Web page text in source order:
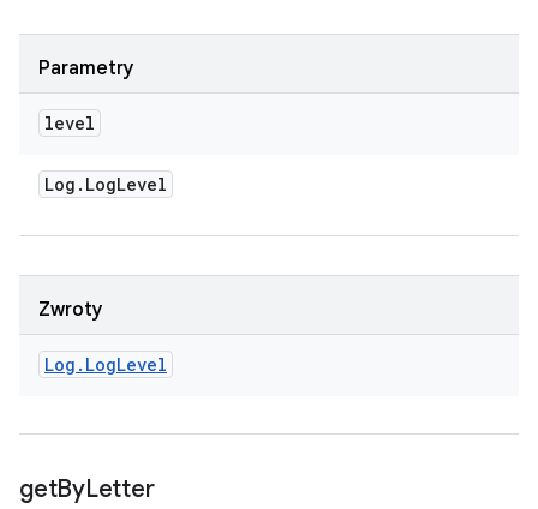
Parametry
level
Log . LogLevel
Zwroty
Log . LogLevel
getByLetter